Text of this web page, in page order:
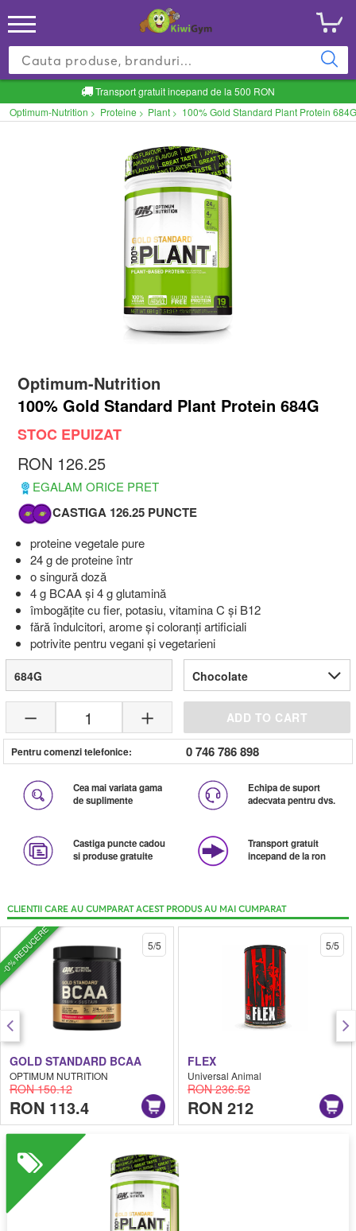
Transport gratuit incepand de la 500 RON
Optimum-Nutrition > Proteine > Plant > 100% Gold Standard Plant Protein 684G
Optimum-Nutrition
100% Gold Standard Plant Protein 684G
STOC EPUIZAT
RON 126.25
EGALAM ORICE PRET
CASTIGA 126.25 PUNCTE
proteine vegetale pure
24 g de proteine într
o singură doză
4 g BCAA și 4 g glutamină
îmbogățite cu fier, potasiu, vitamina C și B12
fără îndulcitori, arome și coloranți artificiali
potrivite pentru vegani și vegetarieni
684G Chocolate
1 ADD TO CART
Pentru comenzi telefonice: 0 746 786 898
Cea mai variata gama
de suplimente
Echipa de suport
adecvata pentru dvs.
Castiga puncte cadou
si produse gratuite
Transport gratuit
incepand de la ron
CLIENTII CARE AU CUMPARAT ACEST PRODUS AU MAI CUMPARAT
-0% REDUCERE
GOLD STANDARD BCAA
OPTIMUM NUTRITION
RON 150.12
RON 113.4
5/5
FLEX
Universal Animal
RON 236.52
RON 212
5/5